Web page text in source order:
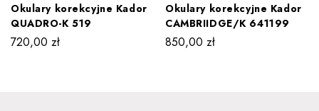
Okulary korekcyjne Kador
QUADRO-K 519
720,00 zł
Okulary korekcyjne Kador
CAMBRIIDGE/K 641199
850,00 zł